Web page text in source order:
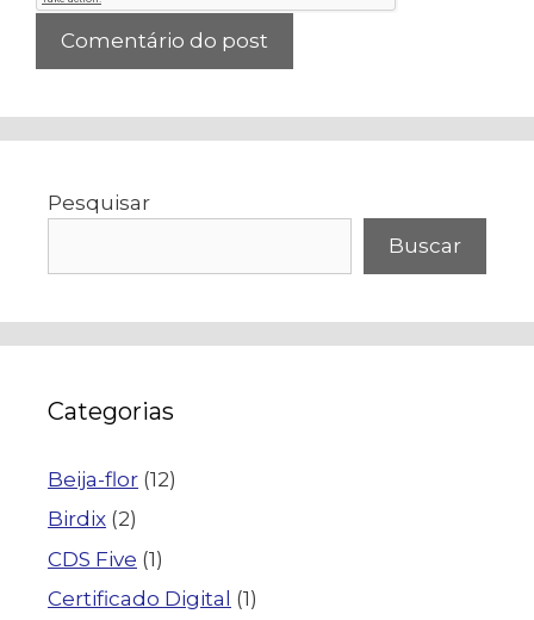
Pesquisar
Buscar
Categorias
Beija-flor (12)
Birdix (2)
CDS Five (1)
Certificado Digital (1)